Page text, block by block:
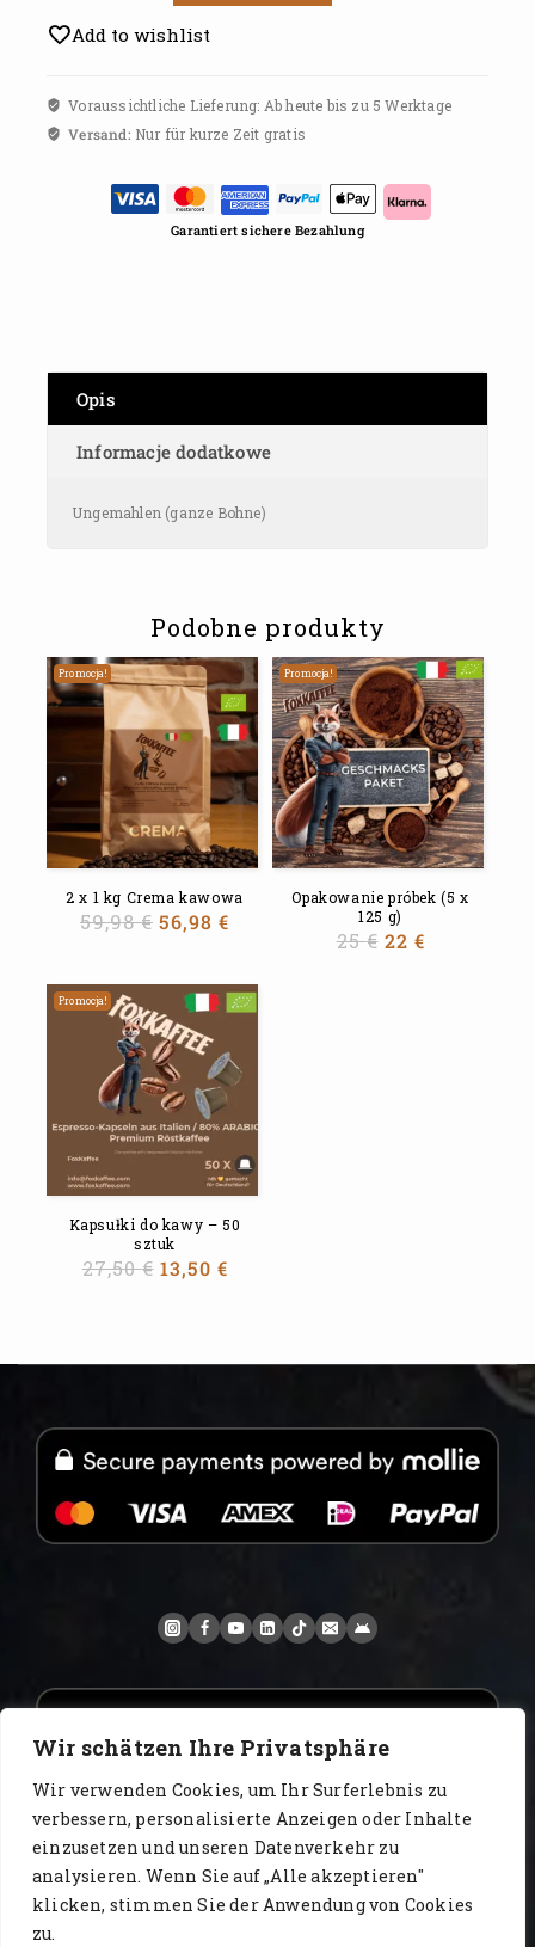
Wir schätzen Ihre Privatsphäre
Wir verwenden Cookies, um Ihr Surferlebnis zu
verbessern, personalisierte Anzeigen oder Inhalte
einzusetzen und unseren Datenverkehr zu
analysieren. Wenn Sie auf „Alle akzeptieren"
klicken, stimmen Sie der Anwendung von Cookies
zu.
Add to wishlist
Voraussichtliche Lieferung: Ab heute bis zu 5 Werktage
Versand: Nur für kurze Zeit gratis
Garantiert sichere Bezahlung
Opis
Informacje dodatkowe
Ungemahlen (ganze Bohne)
Podobne produkty
Promocja!
2 x 1 kg Crema kawowa
59,98€ 56,98 €
Promocja!
Opakowanie próbek (5 x
125 g)
25€ 22 €
Promocja!
Kapsułki do kawy – 50
sztuk
27,50€ 13,50 €
www.AlbertoIT.com 2026 FoxKaffee Kaffeerösterei